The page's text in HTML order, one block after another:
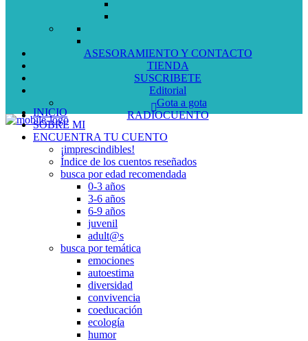
ASESORAMIENTO Y CONTACTO
TIENDA
SUSCRIBETE
Editorial
Gota a gota
RADIOCUENTO
INICIO
SOBRE MI
ENCUENTRA TU CUENTO
¡imprescindibles!
Índice de los cuentos reseñados
busca por edad recomendada
0-3 años
3-6 años
6-9 años
juvenil
adult@s
busca por temática
emociones
autoestima
diversidad
convivencia
coeducación
ecología
humor